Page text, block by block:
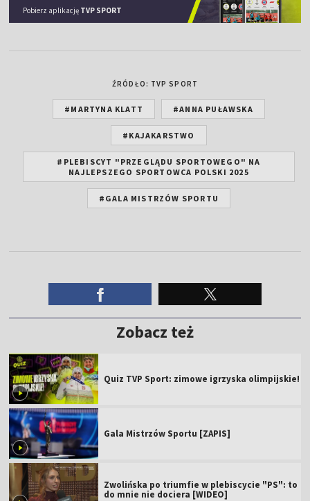
Pobierz aplikację TVP SPORT
ŹRÓDŁO: TVP SPORT
#MARTYNA KLATT #ANNA PUŁAWSKA
#KAJAKARSTWO
#PLEBISCYT "PRZEGLĄDU SPORTOWEGO" NA
NAJLEPSZEGO SPORTOWCA POLSKI 2025
#GALA MISTRZÓW SPORTU
Zobacz też
Quiz TVP Sport: zimowe igrzyska olimpijskie!
Gala Mistrzów Sportu [ZAPIS]
Zwolińska po triumfie w plebiscycie "PS": to
do mnie nie dociera [WIDEO]